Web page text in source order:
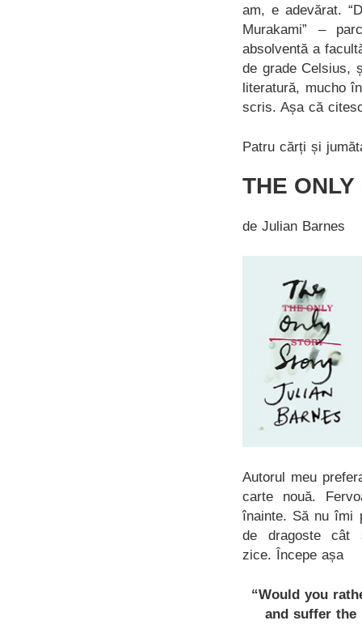
am, e adevărat.
Murakami” –
absolventă a
de grade Celsius,
literatură, mucho
scris. Așa că
Patru cărți și
THE ONLY
de Julian Barnes
Autorul meu
carte nouă.
înainte. Să nu îmi
de dragoste cât
zice. Începe așa
“Would you
and suffer the